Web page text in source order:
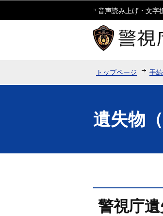
音声読み上げ・文字
トップページ 手
遺失物
警視庁